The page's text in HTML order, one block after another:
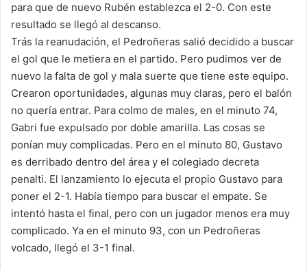
para que de nuevo Rubén establezca el 2-0. Con este
resultado se llegó al descanso.
Trás la reanudación, el Pedroñeras salió decidido a buscar
el gol que le metiera en el partido. Pero pudimos ver de
nuevo la falta de gol y mala suerte que tiene este equipo.
Crearon oportunidades, algunas muy claras, pero el balón
no quería entrar. Para colmo de males, en el minuto 74,
Gabri fue expulsado por doble amarilla. Las cosas se
ponían muy complicadas. Pero en el minuto 80, Gustavo
es derribado dentro del área y el colegiado decreta
penalti. El lanzamiento lo ejecuta el propio Gustavo para
poner el 2-1. Había tiempo para buscar el empate. Se
intentó hasta el final, pero con un jugador menos era muy
complicado. Ya en el minuto 93, con un Pedroñeras
volcado, llegó el 3-1 final.